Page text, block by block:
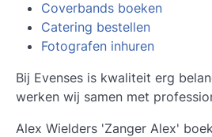
Coverbands boeken
Catering bestellen
Fotografen inhuren
Bij Evenses is kwaliteit erg
werken wij samen met
Alex Wielders 'Zanger Alex'